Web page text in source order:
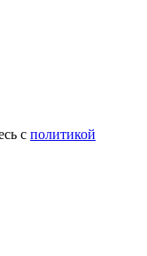
с политикой